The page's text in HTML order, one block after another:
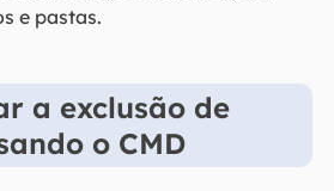
e pastas.
a exclusão de
o CMD